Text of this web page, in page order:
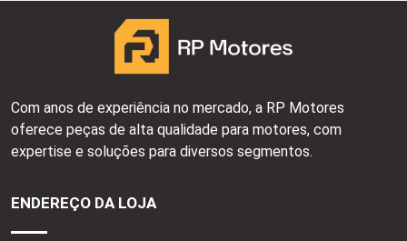
Com anos de experiência no mercado, a RP Motores
oferece peças de alta qualidade para motores, com
expertise e soluções para diversos segmentos.
ENDEREÇO DA LOJA